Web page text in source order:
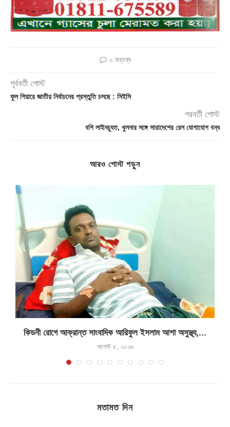
০ মন্তব্য
পূর্ববর্তী পোস্ট
ফুল গিয়ারে জাতীয় নির্বাচনের প্রস্তুতি চলছে : সিইসি
পরবর্তী পোস্ট
বগি লাইনচ্যুত, খুলনার সঙ্গে সারাদেশের রেল যোগাযোগ বন্ধ
আরও পোস্ট পড়ুন
কিডনী রোগে আক্রান্ত সাংবাদিক আরিফুল ইসলাম আশা অসুস্থ্য,...
আগস্ট ৫, ২০২৬
মতামত দিন